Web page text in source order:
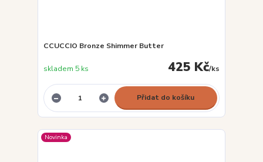
CCUCCIO Bronze Shimmer Butter
425 Kč/ks
skladem 5 ks
Přidat do košíku
Novinka